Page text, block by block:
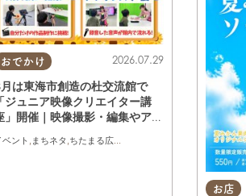
族,友人
おでかけ 2026.07.29
は東海市創造の杜交流館で
「ジュニア映像クリエイター講
」開催｜映像撮影・編集やアナ
ベント まちネタ ちたまる広告
お店